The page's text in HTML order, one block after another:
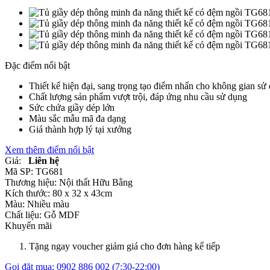
Đặc điểm nổi bật
Thiết kế hiện đại, sang trọng tạo điểm nhấn cho không gian sử
Chất lượng sản phẩm vượt trội, đáp ứng nhu cầu sử dụng
Sức chứa giầy dép lớn
Màu sắc mẫu mã đa dạng
Giá thành hợp lý tại xưởng
Xem thêm điểm nổi bật
Giá:
Liên hệ
Mã SP: TG681
Thương hiệu: Nội thất Hữu Bằng
Kích thước: 80 x 32 x 43cm
Màu: Nhiều màu
Chất liệu: Gỗ MDF
Khuyến mãi
Tặng ngay voucher giảm giá cho đơn hàng kế tiếp
Gọi đặt mua: 0902 886 002 (7:30-22:00)